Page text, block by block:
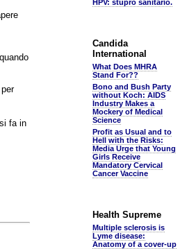
fa in
HPV: stupro sanitario.
Candida
International
What Does MHRA
Stand For??
Bono and Bush Party
without Koch: AIDS
Industry Makes a
Mockery of Medical
Science
Profit as Usual and to
Hell with the Risks:
Media Urge that Young
Girls Receive
Mandatory Cervical
Cancer Vaccine
Health Supreme
Multiple sclerosis is
Lyme disease:
Anatomy of a cover-up